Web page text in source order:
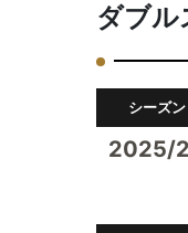
ダブル
シーズン
2025/